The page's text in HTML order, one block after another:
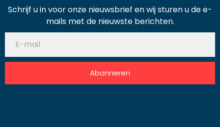
Schrijf u in voor onze nieuwsbrief en wij sturen u de e-
mails met de nieuwste berichten.
Abonneren